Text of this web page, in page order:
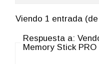
Viendo 1 entrada
Respuesta a:
Memory Stick PRO